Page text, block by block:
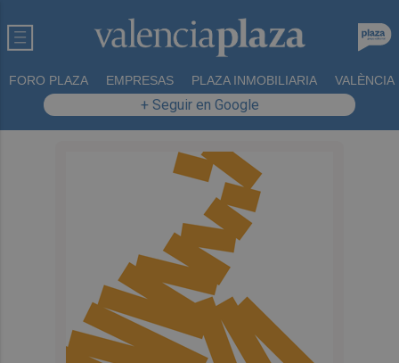
FORO PLAZA EMPRESAS PLAZA INMOBILIARIA VALÈNCIA
+ Seguir en Google